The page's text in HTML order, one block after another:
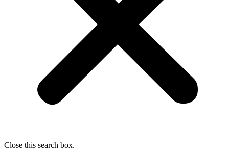
Close this search box.